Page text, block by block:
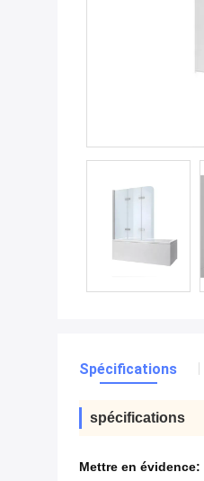
Spécifications
spécifications
Mettre en évidence: